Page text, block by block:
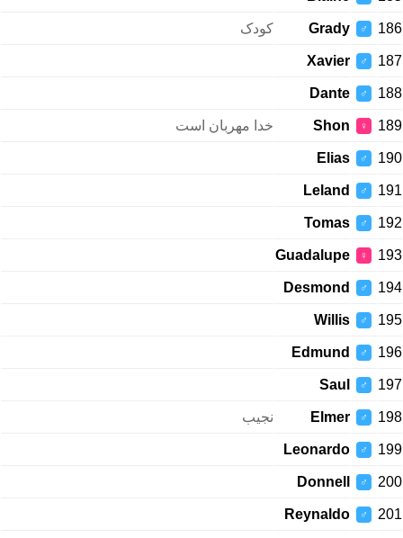
186
♂
Grady کودک
187
♂
Xavier
188
♂
Dante
189
♀
Shon خدا مهربان است
190
♂
Elias
191
♂
Leland
192
♂
Tomas
193
♀
Guadalupe
194
♂
Desmond
195
♂
Willis
196
♂
Edmund
197
♂
Saul
198
♂
Elmer نجیب
199
♂
Leonardo
200
♂
Donnell
201
♂
Reynaldo